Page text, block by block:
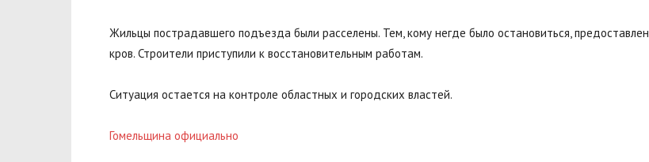
Жильцы пострадавшего подъезда были расселены. Тем, кому негде было остановиться, предоставлен
кров. Строители приступили к восстановительным работам.
Ситуация остается на контроле областных и городских властей.
Гомельщина официально